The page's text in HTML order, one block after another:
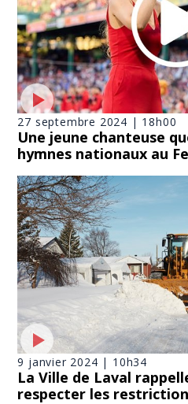
27 septembre 2024 | 18h00
Une jeune chanteuse
hymnes nationaux au
9 janvier 2024 | 10h34
La Ville de Laval
respecter les